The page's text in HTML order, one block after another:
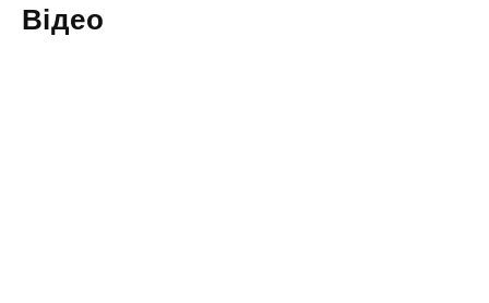
Відео